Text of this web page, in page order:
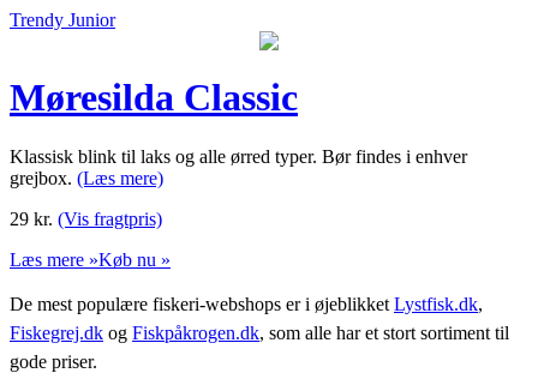
Trendy Junior
Møresilda Classic
Klassisk blink til laks og alle ørred typer. Bør findes i enhver
grejbox. (Læs mere)
29 kr. (Vis fragtpris)
Læs mere »Køb nu »
De mest populære fiskeri-webshops er i øjeblikket Lystfisk.dk,
Fiskegrej.dk og Fiskpåkrogen.dk, som alle har et stort sortiment til
gode priser.